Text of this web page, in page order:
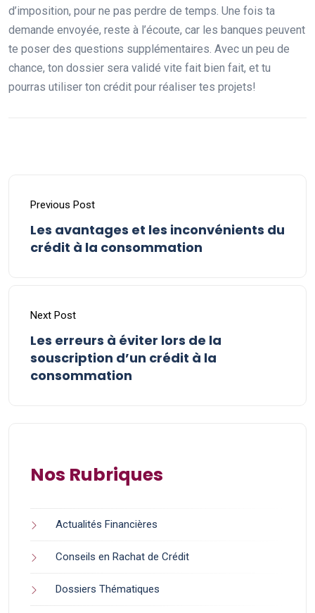
d’imposition, pour ne pas perdre de temps. Une fois ta
demande envoyée, reste à l’écoute, car les banques peuvent
te poser des questions supplémentaires. Avec un peu de
chance, ton dossier sera validé vite fait bien fait, et tu
pourras utiliser ton crédit pour réaliser tes projets!
Previous Post
Les avantages et les inconvénients du
crédit à la consommation
Next Post
Les erreurs à éviter lors de la
souscription d’un crédit à la
consommation
Nos Rubriques
Actualités Financières
Conseils en Rachat de Crédit
Dossiers Thématiques